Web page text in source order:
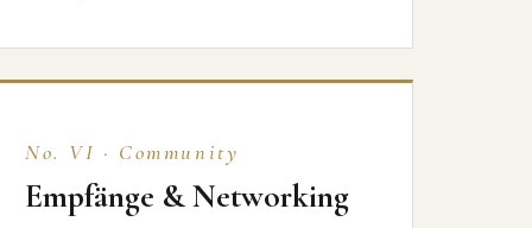
No. VI · Community
Empfänge & Networking